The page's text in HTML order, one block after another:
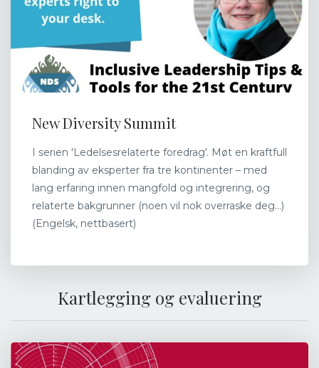
New Diversity Summit
I serien 'Ledelsesrelaterte foredrag'. Møt en kraftfull
blanding av eksperter fra tre kontinenter – med
lang erfaring innen mangfold og integrering, og
relaterte bakgrunner (noen vil nok overraske deg…)
(Engelsk, nettbasert)
Kartlegging og evaluering